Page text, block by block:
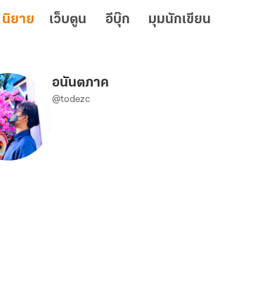
นิยาย เว็บตูน อีบุ๊ก มุมนักเขียน
อนันตภาค
@todezc